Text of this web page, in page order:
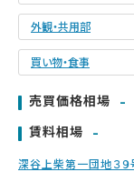
外観・共用部
買い物・食事
売買価格相場 -
賃料相場 -
深谷上柴第一団地３